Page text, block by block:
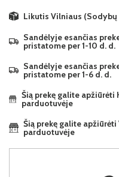
Likutis Vilniaus
Sandėlyje esančias
pristatome per 1-10 d. d.
Sandėlyje esančias
pristatome per 1-6 d. d.
Šią prekę galite apžiūrėti
parduotuvėje
Šią prekę galite
parduotuvėje